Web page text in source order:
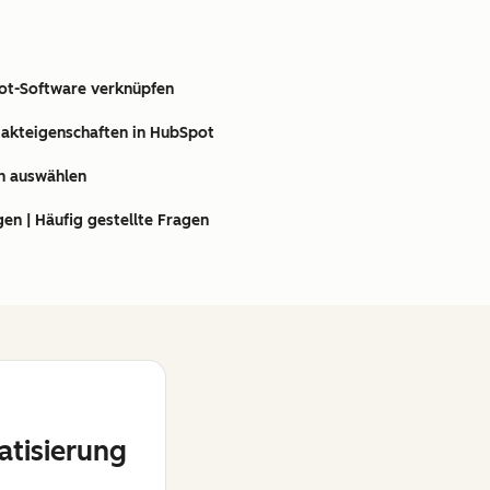
Software verknüpfen
in HubSpot
auswählen
| Häufig gestellte Fragen